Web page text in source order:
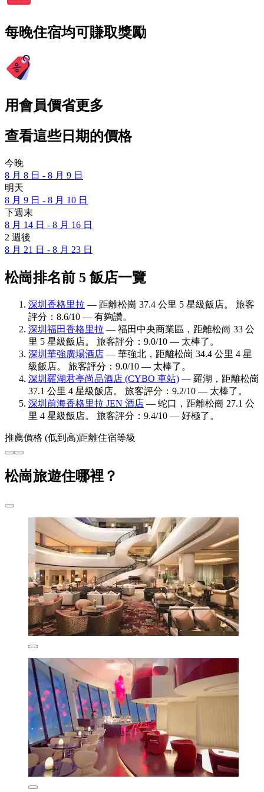
每晚住宿均可賺取獎勵
用會員價省更多
查看這些日期的價格
今晚
8 月 8 日 - 8 月 9 日
明天
8 月 9 日 - 8 月 10 日
下週末
8 月 14 日 - 8 月 16 日
2 週後
8 月 21 日 - 8 月 23 日
松崗排名前 5 飯店一覽
深圳香格里拉 — 距離松崗 37.4 公里 5 星級飯店。 旅客
評分：8.6/10 — 有夠讚。
深圳福田香格里拉 — 福田中央商業區，距離松崗 33 公
里 5 星級飯店。 旅客評分：9.0/10 — 太棒了。
深圳華強廣場酒店 — 華強北，距離松崗 34.4 公里 4 星
級飯店。 旅客評分：9.0/10 — 太棒了。
深圳羅湖君亭尚品酒店 (CYBO 車站) — 羅湖，距離松崗
37.1 公里 4 星級飯店。 旅客評分：9.2/10 — 太棒了。
深圳前海香格里拉 JEN 酒店 — 蛇口，距離松崗 27.1 公
里 4 星級飯店。 旅客評分：9.4/10 — 好極了。
推薦價格 (低到高)距離住宿等級
松崗旅遊住哪裡？